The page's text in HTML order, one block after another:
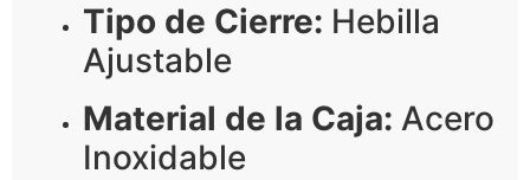
Tipo de Cierre: Hebilla
Ajustable
Material de la Caja: Acero
Inoxidable